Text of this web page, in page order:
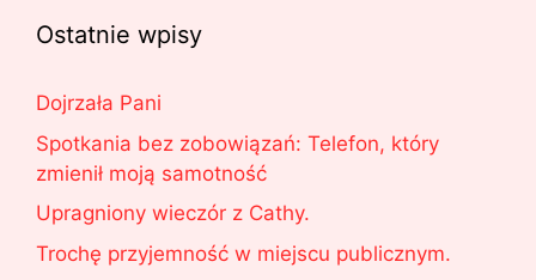
Ostatnie wpisy
Dojrzała Pani
Spotkania bez zobowiązań: Telefon, który
zmienił moją samotność
Upragniony wieczór z Cathy.
Trochę przyjemność w miejscu publicznym.